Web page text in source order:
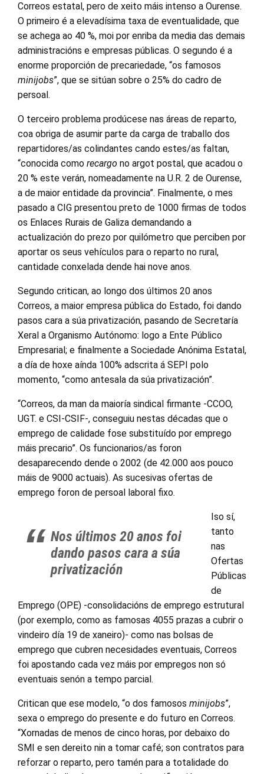
Correos estatal, pero de xeito máis intenso a Ourense.
O primeiro é a elevadísima taxa de eventualidade, que
se achega ao 40 %, moi por enriba da media das demais
administracións e empresas públicas. O segundo é a
enorme proporción de precariedade, “os famosos
minijobs”, que se sitúan sobre o 25% do cadro de
persoal.
O terceiro problema prodúcese nas áreas de reparto,
coa obriga de asumir parte da carga de traballo dos
repartidores/as colindantes cando estes/as faltan,
“conocida como recargo no argot postal, que acadou o
20 % este verán, nomeadamente na U.R. 2 de Ourense,
a de maior entidade da provincia”. Finalmente, o mes
pasado a CIG presentou preto de 1000 firmas de todos
os Enlaces Rurais de Galiza demandando a
actualización do prezo por quilómetro que perciben por
aportar os seus vehículos para o reparto no rural,
cantidade conxelada dende hai nove anos.
Segundo critican, ao longo dos últimos 20 anos
Correos, a maior empresa pública do Estado, foi dando
pasos cara a súa privatización, pasando de Secretaría
Xeral a Organismo Autónomo: logo a Ente Público
Empresarial; e finalmente a Sociedade Anónima Estatal,
a día de hoxe aínda 100% adscrita á SEPI polo
momento, “como antesala da súa privatización”.
“Correos, da man da maioría sindical firmante -CCOO,
UGT. e CSI-CSIF-, conseguiu nestas décadas que o
emprego de calidade fose substituído por emprego
máis precario”. Os funcionarios/as foron
desaparecendo dende o 2002 (de 42.000 aos pouco
máis de 9000 actuais). As sucesivas ofertas de
emprego foron de persoal laboral fixo.
Nos últimos 20 anos foi
dando pasos cara a súa
privatización
Iso sí,
tanto
nas
Ofertas
Públicas
de
Emprego (OPE) -consolidacións de emprego estrutural
(por exemplo, como as famosas 4055 prazas a cubrir o
vindeiro día 19 de xaneiro)- como nas bolsas de
emprego que cubren necesidades eventuais, Correos
foi apostando cada vez máis por empregos non só
eventuais senón a tempo parcial.
Critican que ese modelo, “o dos famosos minijobs”,
sexa o emprego do presente e do futuro en Correos.
“Xornadas de menos de cinco horas, por debaixo do
SMI e sen dereito nin a tomar café; son contratos para
reforzar o reparto, pero tamén para a totalidade do